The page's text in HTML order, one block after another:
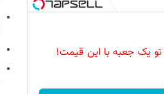
تو یک جعبه با این قیمت!